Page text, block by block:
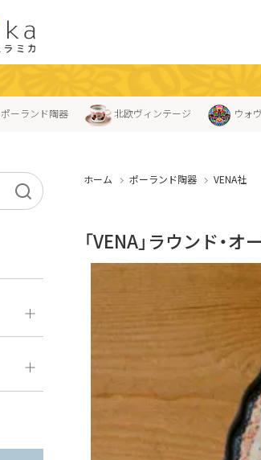
ポーランド陶器 北欧ヴィンテージ ウォ
ホーム ポーランド陶器 VENA社
「VENA」ラウンド・オ